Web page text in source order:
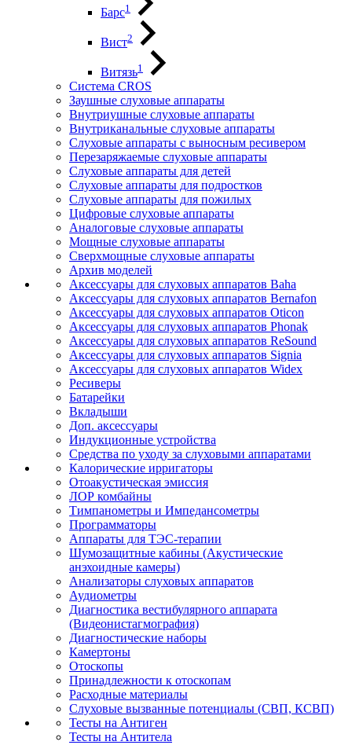
Барс1
Вист2
Витязь1
Система CROS
Заушные слуховые аппараты
Внутриушные слуховые аппараты
Внутриканальные слуховые аппараты
Слуховые аппараты с выносным ресивером
Перезаряжаемые слуховые аппараты
Слуховые аппараты для детей
Слуховые аппараты для подростков
Слуховые аппараты для пожилых
Цифровые слуховые аппараты
Аналоговые слуховые аппараты
Мощные слуховые аппараты
Сверхмощные слуховые аппараты
Архив моделей
Аксессуары для слуховых аппаратов Baha
Аксессуары для слуховых аппаратов Bernafon
Аксессуары для слуховых аппаратов Oticon
Аксессуары для слуховых аппаратов Phonak
Аксессуары для слуховых аппаратов ReSound
Аксессуары для слуховых аппаратов Signia
Аксессуары для слуховых аппаратов Widex
Ресиверы
Батарейки
Вкладыши
Доп. аксессуары
Индукционные устройства
Средства по уходу за слуховыми аппаратами
Калорические ирригаторы
Отоакустическая эмиссия
ЛОР комбайны
Тимпанометры и Импедансометры
Программаторы
Аппараты для ТЭС-терапии
Шумозащитные кабины (Акустические
анэхоидные камеры)
Анализаторы слуховых аппаратов
Аудиометры
Диагностика вестибулярного аппарата
(Видеонистагмография)
Диагностические наборы
Камертоны
Отоскопы
Принадлежности к отоскопам
Расходные материалы
Слуховые вызванные потенциалы (СВП, КСВП)
Тесты на Антиген
Тесты на Антитела